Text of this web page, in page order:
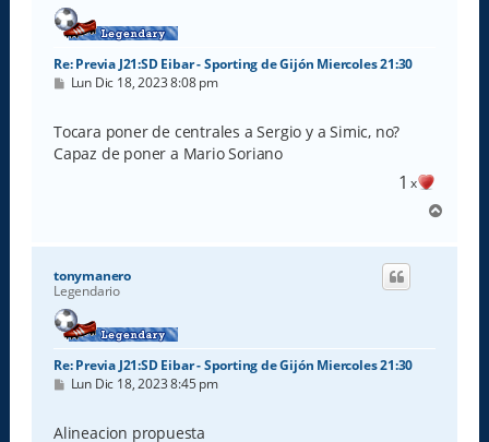
Re: Previa J21:SD Eibar - Sporting de Gijón Miercoles 21:30
M
s
a
j
Lun Dic 18, 2023 8:08 pm
Tocara poner de centrales a Sergio y a Simic, no?
Capaz de poner a Mario Soriano
1 x
r
tonymanero
Legendario
Re: Previa J21:SD Eibar - Sporting de Gijón Miercoles 21:30
M
s
Lun Dic 18, 2023 8:45 pm
Alineacion propuesta